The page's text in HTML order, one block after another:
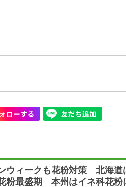
ウィークも花粉対策 北海道
粉最盛期 本州はイネ科花粉